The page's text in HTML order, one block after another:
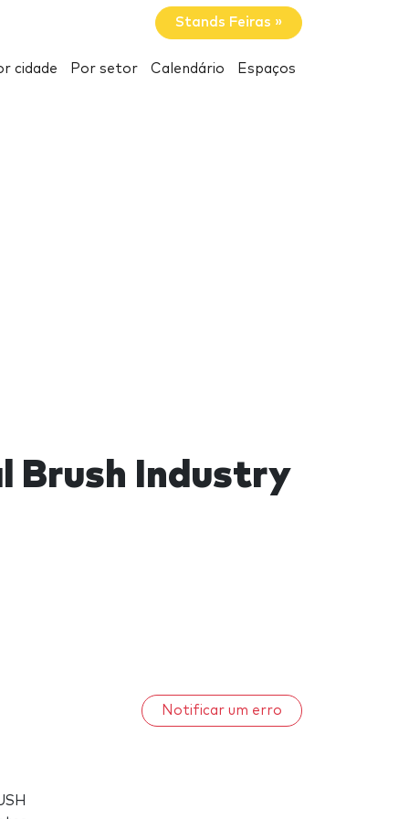
Stands Feiras »
cidade Por setor Calendário Espaços
Brush Industry
Notificar um erro